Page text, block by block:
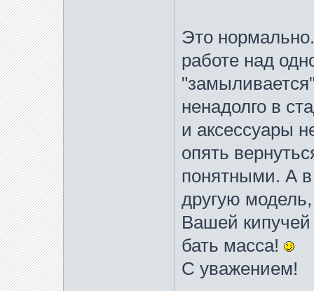
Это
работе над
ненадолго в
и аксессуары
опять
понятными. А в
другую
Вашей кипучей
бать масса!
С уважением!